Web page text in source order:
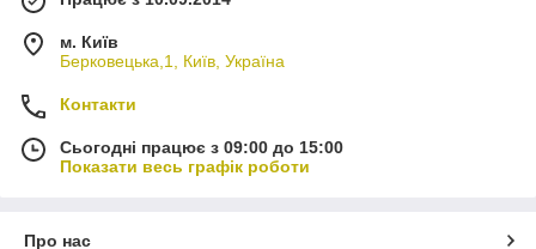
м. Київ
Берковецька,1, Київ, Україна
Контакти
Сьогодні працює з 09:00 до 15:00
Показати весь графік роботи
Про нас